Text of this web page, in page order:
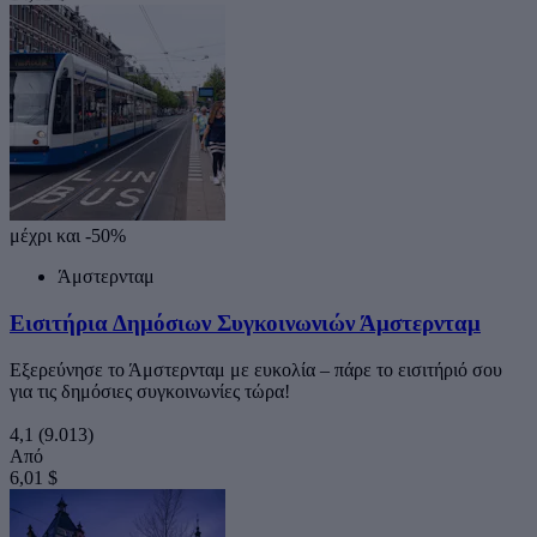
μέχρι και -50%
Άμστερνταμ
Εισιτήρια Δημόσιων Συγκοινωνιών Άμστερνταμ
Εξερεύνησε το Άμστερνταμ με ευκολία – πάρε το εισιτήριό σου
για τις δημόσιες συγκοινωνίες τώρα!
4,1 (9.013)
Από
6,01 $